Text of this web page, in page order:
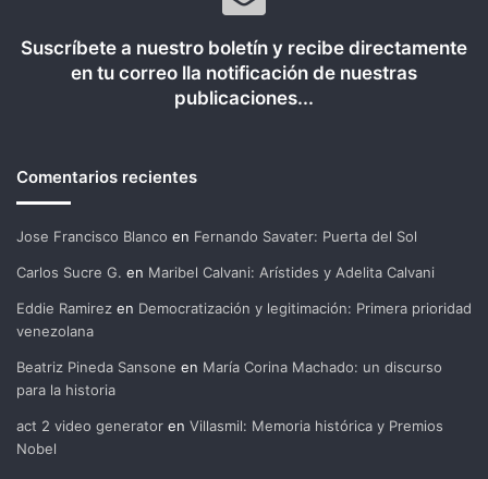
Suscríbete a nuestro boletín y recibe directamente
en tu correo lla notificación de nuestras
publicaciones...
Comentarios recientes
Jose Francisco Blanco en Fernando Savater: Puerta del Sol
Carlos Sucre G. en Maribel Calvani: Arístides y Adelita Calvani
Eddie Ramirez en Democratización y legitimación: Primera prioridad
venezolana
Beatriz Pineda Sansone en María Corina Machado: un discurso
para la historia
act 2 video generator en Villasmil: Memoria histórica y Premios
Nobel